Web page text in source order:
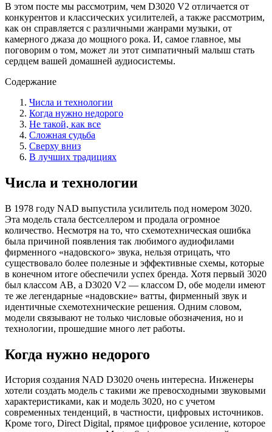
В этом посте мы рассмотрим, чем D3020 V2 отличается от
конкурентов и классических усилителей, а также рассмотрим,
как он справляется с различными жанрами музыки, от
камерного джаза до мощного рока. И, самое главное, мы
поговорим о том, может ли этот симпатичный малыш стать
сердцем вашей домашней аудиосистемы.
Содержание
Числа и технологии
Когда нужно недорого
Не такой, как все
Сложная судьба
Сверху вниз
В лучших традициях
Числа и технологии
В 1978 году NAD выпустила усилитель под номером 3020.
Эта модель стала бестселлером и продала огромное
количество. Несмотря на то, что схемотехническая ошибка
была причиной появления так любимого аудиофилами
фирменного «надовского» звука, нельзя отрицать, что
существовало более полезные и эффективные схемы, которые
в конечном итоге обеспечили успех бренда. Хотя первый 3020
был классом АВ, а D3020 V2 — классом D, обе модели имеют
те же легендарные «надовские» ватты, фирменный звук и
идентичные схемотехнические решения. Одним словом,
модели связывают не только числовые обозначения, но и
технологии, прошедшие много лет работы.
Когда нужно недорого
История создания NAD D3020 очень интересна. Инженеры
хотели создать модель с такими же превосходными звуковыми
характеристиками, как и модель 3020, но с учетом
современных тенденций, в частности, цифровых источников.
Кроме того, Direct Digital, прямое цифровое усиление, которое